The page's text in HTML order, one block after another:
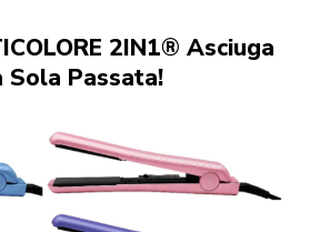
2IN1® Asciuga
Sola Passata!